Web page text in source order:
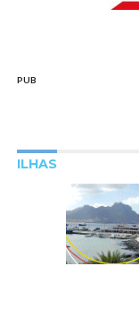
PUB
ILHAS